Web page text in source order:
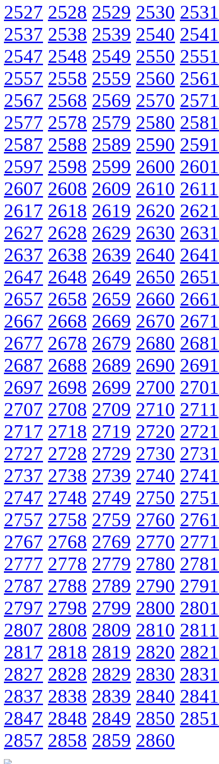
2527 2528 2529 2530 2531
2537 2538 2539 2540 2541
2547 2548 2549 2550 2551
2557 2558 2559 2560 2561
2567 2568 2569 2570 2571
2577 2578 2579 2580 2581
2587 2588 2589 2590 2591
2597 2598 2599 2600 2601
2607 2608 2609 2610 2611
2617 2618 2619 2620 2621
2627 2628 2629 2630 2631
2637 2638 2639 2640 2641
2647 2648 2649 2650 2651
2657 2658 2659 2660 2661
2667 2668 2669 2670 2671
2677 2678 2679 2680 2681
2687 2688 2689 2690 2691
2697 2698 2699 2700 2701
2707 2708 2709 2710 2711
2717 2718 2719 2720 2721
2727 2728 2729 2730 2731
2737 2738 2739 2740 2741
2747 2748 2749 2750 2751
2757 2758 2759 2760 2761
2767 2768 2769 2770 2771
2777 2778 2779 2780 2781
2787 2788 2789 2790 2791
2797 2798 2799 2800 2801
2807 2808 2809 2810 2811
2817 2818 2819 2820 2821
2827 2828 2829 2830 2831
2837 2838 2839 2840 2841
2847 2848 2849 2850 2851
2857 2858 2859 2860